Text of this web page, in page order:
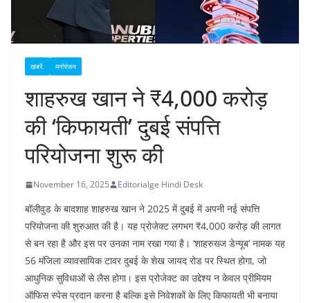
खबरें. मनोरंजन
शाहरुख खान ने ₹4,000 करोड़
की ‘किफायती’ दुबई संपत्ति
परियोजना शुरू की
November 16, 2025 Editorialge Hindi Desk
बॉलीवुड के बादशाह शाहरुख खान ने 2025 में दुबई में अपनी नई संपत्ति
परियोजना की शुरुआत की है। यह प्रोजेक्ट लगभग ₹4,000 करोड़ की लागत
से बन रहा है और इस पर उनका नाम रखा गया है। ‘शाहरुख्ज डेन्यूब’ नामक यह
56 मंजिला व्यावसायिक टावर दुबई के शेख जायद रोड पर स्थित होगा, जो
आधुनिक सुविधाओं से लैस होगा। इस प्रोजेक्ट का उद्देश्य न केवल प्रीमियम
ऑफिस स्पेस प्रदान करना है बल्कि इसे निवेशकों के लिए किफायती भी बनाया